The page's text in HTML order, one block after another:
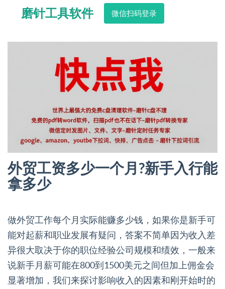
磨针工具软件 微信扫码登录
外贸工资多少一个月?新手入行能
拿多少
做外贸工作每个月实际能赚多少钱，如果你是新手可
能对起薪和职业发展有疑问，答案不简单因为收入差
异很大取决于你的职位经验公司规模和绩效，一般来
说新手月薪可能在800到1500美元之间但加上佣金会
显著增加，我们来探讨影响收入的因素和刚开始时的